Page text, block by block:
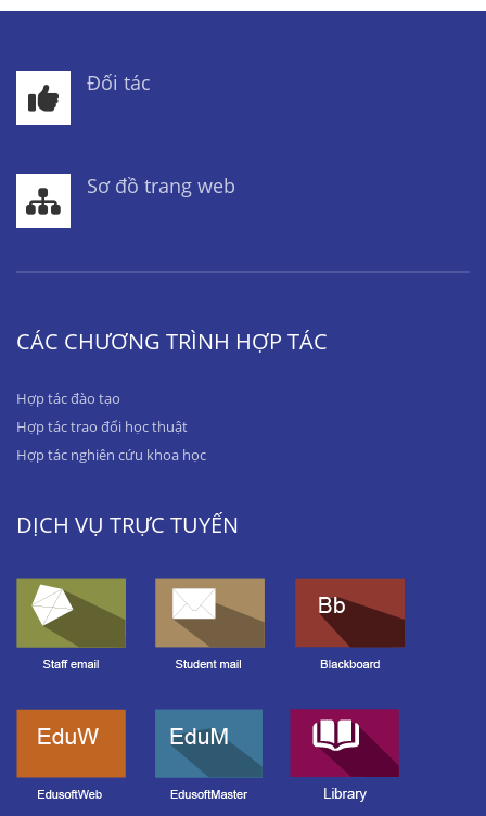
Đối tác
Sơ đồ trang web
CÁC CHƯƠNG TRÌNH HỢP TÁC
Hợp tác đào tạo
Hợp tác trao đổi học thuật
Hợp tác nghiên cứu khoa học
DỊCH VỤ TRỰC TUYẾN